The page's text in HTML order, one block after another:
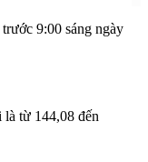
9:00 sáng ngày
từ 144,08 đến